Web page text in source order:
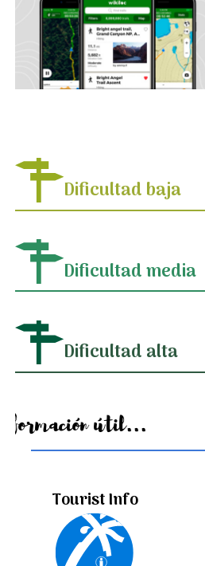
Dificultad baja
Dificultad media
Dificultad alta
Información útil...
Tourist Info